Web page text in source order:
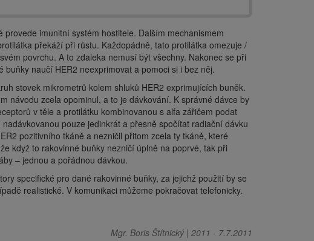
imunitní systém hostitele. Dalším mechanismem
překáží při růstu. Každopádně, tato protilátka omezuje /
povrchu. A to zdaleka nemusí být všechny. Nakonec se při
naučí HER2 neexprimovat a pomoci si i bez něj.
stovek mikrometrů kolem shluků HER2 exprimujících buněk.
návodu zcela opominul, a to je dávkování. K správné dávce by
v těle a protilátku kombinovanou s alfa zářičem podat
pouze jedinkrát a přesně spočítat radiační dávku
pozitivního tkáně a nezničil přitom zcela ty tkáně, které
když to rakovinné buňky nezničí úplně na poprvé, tak při
– jednou a pořádnou dávkou.
specifické pro dané rakovinné buňky, za jejichž použití by se
realistické. V komunikaci můžeme pokračovat telefonicky.
Mgr. Boris Štítnický | 2011 - 7.7.2011